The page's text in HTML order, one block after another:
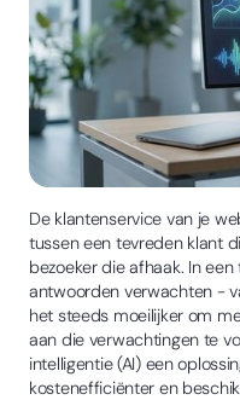
De klantenservice van je
tussen een tevreden klant
bezoeker die afhaak. In
antwoorden verwachten -
het steeds moeilijker om
aan die verwachtingen te
intelligentie (AI) een
kostenefficiënter en